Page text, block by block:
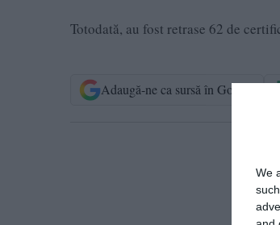
We
Totodată, au fost retrase 62 de
Adaugă-ne ca sursă în Google